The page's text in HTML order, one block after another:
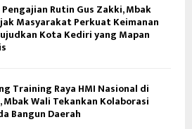
Rutin Gus Zakki, Mbak
Masyarakat Perkuat Keimanan
Kota Kediri yang Mapan
Training Raya HMI Nasional di
Mbak Wali Tekankan Kolaborasi
Bangun Daerah